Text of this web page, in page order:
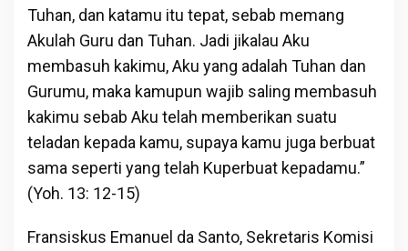
Tuhan, dan katamu itu tepat, sebab memang
Akulah Guru dan Tuhan. Jadi jikalau Aku
membasuh kakimu, Aku yang adalah Tuhan dan
Gurumu, maka kamupun wajib saling membasuh
kakimu sebab Aku telah memberikan suatu
teladan kepada kamu, supaya kamu juga berbuat
sama seperti yang telah Kuperbuat kepadamu.”
(Yoh. 13: 12-15)
Fransiskus Emanuel da Santo, Sekretaris Komisi